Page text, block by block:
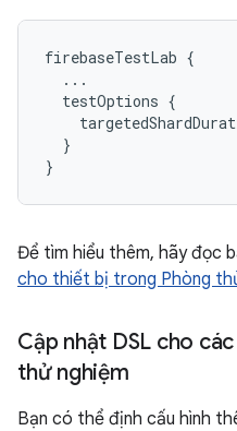
firebaseTestLab {
...
testOptions {
}
}
Để tìm hiểu thêm, hãy đọc
cho thiết bị trong Phòng
Cập nhật DSL cho
thử nghiệm
Bạn có thể định cấu hình